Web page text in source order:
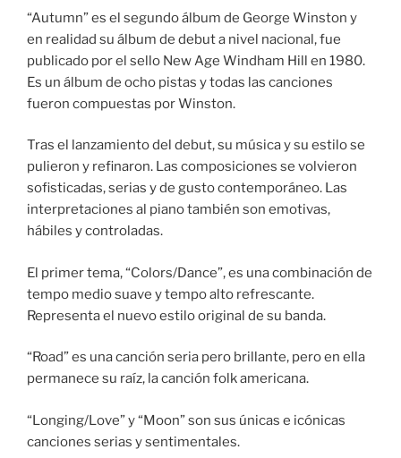
“Autumn” es el segundo álbum de George Winston y
en realidad su álbum de debut a nivel nacional, fue
publicado por el sello New Age Windham Hill en 1980.
Es un álbum de ocho pistas y todas las canciones
fueron compuestas por Winston.
Tras el lanzamiento del debut, su música y su estilo se
pulieron y refinaron. Las composiciones se volvieron
sofisticadas, serias y de gusto contemporáneo. Las
interpretaciones al piano también son emotivas,
hábiles y controladas.
El primer tema, “Colors/Dance”, es una combinación de
tempo medio suave y tempo alto refrescante.
Representa el nuevo estilo original de su banda.
“Road” es una canción seria pero brillante, pero en ella
permanece su raíz, la canción folk americana.
“Longing/Love” y “Moon” son sus únicas e icónicas
canciones serias y sentimentales.